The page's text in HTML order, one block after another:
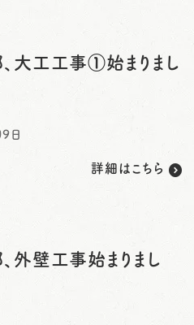
大工工事①始まりまし
日
詳細はこちら
壁工事始まりまし